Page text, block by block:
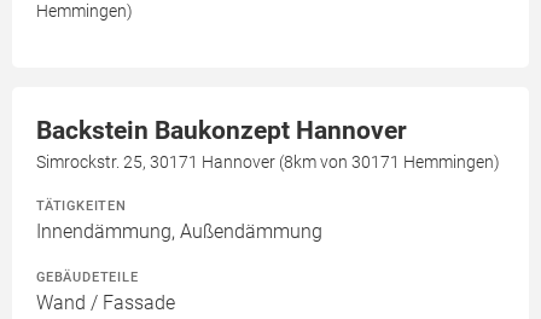
Hemmingen)
Backstein Baukonzept Hannover
Simrockstr. 25, 30171 Hannover (8km von 30171 Hemmingen)
TÄTIGKEITEN
Innendämmung, Außendämmung
GEBÄUDETEILE
Wand / Fassade